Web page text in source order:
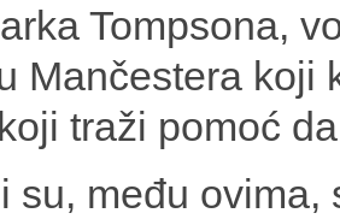
Tompsona,
Mančestera koji
traži pomoć
su, među ovima,